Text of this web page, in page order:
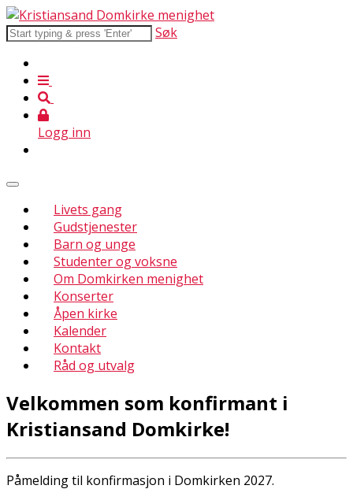
Søk
Logg inn
Livets gang
Gudstjenester
Barn og unge
Studenter og voksne
Om Domkirken menighet
Konserter
Åpen kirke
Kalender
Kontakt
Råd og utvalg
Velkommen som konfirmant i
Kristiansand Domkirke!
Påmelding til konfirmasjon i Domkirken 2027.